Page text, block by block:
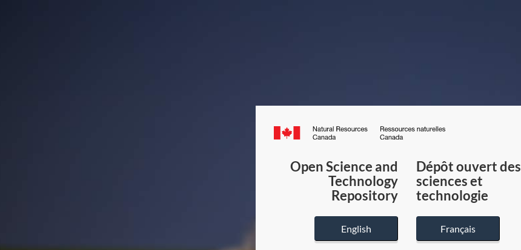
Canada.ca
du
Canada
Open Science and
Technology
Repository
English
Dépôt ouvert des
sciences et
technologie
Français